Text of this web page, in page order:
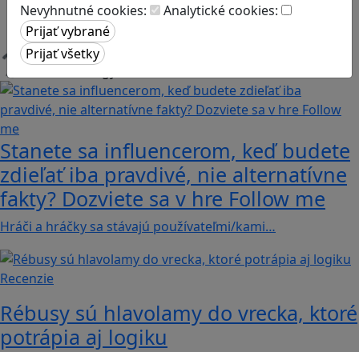
Nevyhnutné cookies:
Analytické cookies:
Herná konzola
Stolové, kartové
Stanete sa influencerom, keď budete
zdieľať iba pravdivé, nie alternatívne
fakty? Dozviete sa v hre Follow me
Hráči a hráčky sa stávajú používateľmi/kami…
Recenzie
Rébusy sú hlavolamy do vrecka, ktoré
potrápia aj logiku